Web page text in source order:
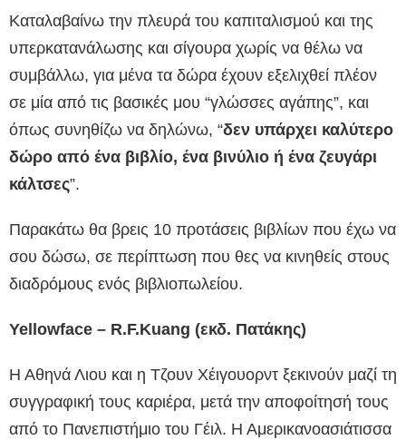
Καταλαβαίνω την πλευρά του καπιταλισμού και της
υπερκατανάλωσης και σίγουρα χωρίς να θέλω να
συμβάλλω, για μένα τα δώρα έχουν εξελιχθεί πλέον
σε μία από τις βασικές μου “γλώσσες αγάπης”, και
όπως συνηθίζω να δηλώνω, “δεν υπάρχει καλύτερο
δώρο από ένα βιβλίο, ένα βινύλιο ή ένα ζευγάρι
κάλτσες”.
Παρακάτω θα βρεις 10 προτάσεις βιβλίων που έχω να
σου δώσω, σε περίπτωση που θες να κινηθείς στους
διαδρόμους ενός βιβλιοπωλείου.
Yellowface – R.F.Kuang (εκδ. Πατάκης)
Η Αθηνά Λιου και η Τζουν Χέιγουορντ ξεκινούν μαζί τη
συγγραφική τους καριέρα, μετά την αποφοίτησή τους
από το Πανεπιστήμιο του Γέιλ. Η Αμερικανοασιάτισσα